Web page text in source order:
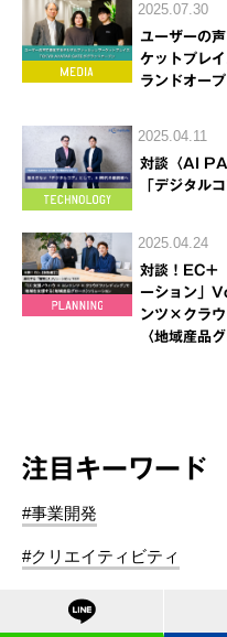
2025.07.30
ユーザーの
ケットプレ
ランドオー
2025.04.11
対談〈AI
「デジタル
2025.04.24
対談！EC+
ーション」
ンツ×クラウ
〈地域産品
注目キーワード
#事業開発
#クリエイティビティ
#ファンダム